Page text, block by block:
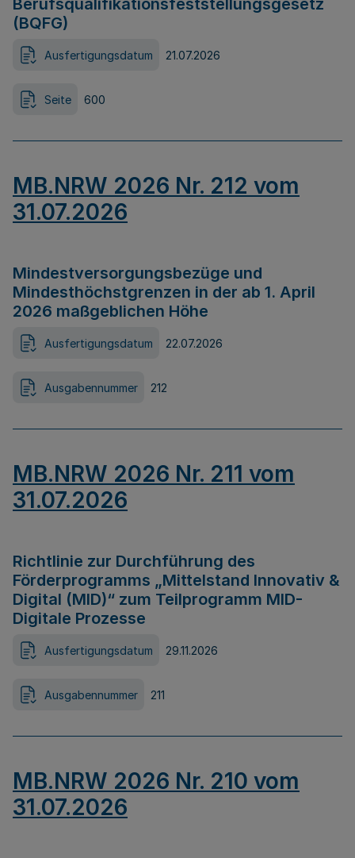
Berufsqualifikationsfeststellungsgesetz
(BQFG)
Ausfertigungsdatum 21.07.2026
Seite 600
MB.NRW 2026 Nr. 212 vom
31.07.2026
Mindestversorgungsbezüge und
Mindesthöchstgrenzen in der ab 1. April
2026 maßgeblichen Höhe
Ausfertigungsdatum 22.07.2026
Ausgabennummer 212
MB.NRW 2026 Nr. 211 vom
31.07.2026
Richtlinie zur Durchführung des
Förderprogramms „Mittelstand Innovativ &
Digital (MID)“ zum Teilprogramm MID-
Digitale Prozesse
Ausfertigungsdatum 29.11.2026
Ausgabennummer 211
MB.NRW 2026 Nr. 210 vom
31.07.2026